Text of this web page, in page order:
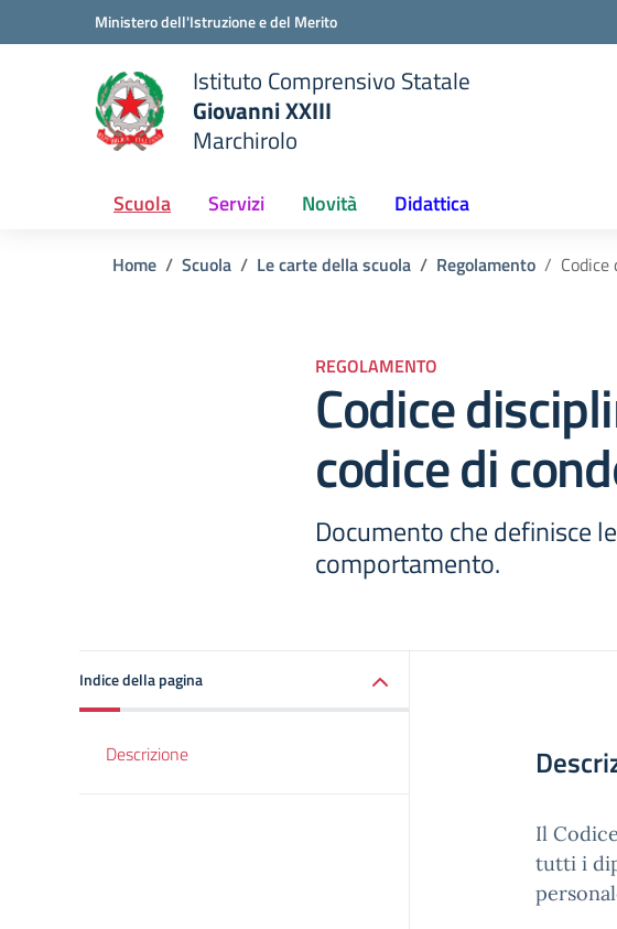
Vai ai contenuti
Vai al menu di navigazioneMinistero dell'Istruzione e del Merito
scuola
Istituto Comprensivo Statale
Giovanni XXIII
Marchirolo
Scuola Servizi Novità Didattica
Home Scuola Le carte della scuola Regolamento
REGOLAMENTO
Codice
codice di
Documento che definisce
comportamento.
Indice della pagina
Descrizione
Il
tutti i